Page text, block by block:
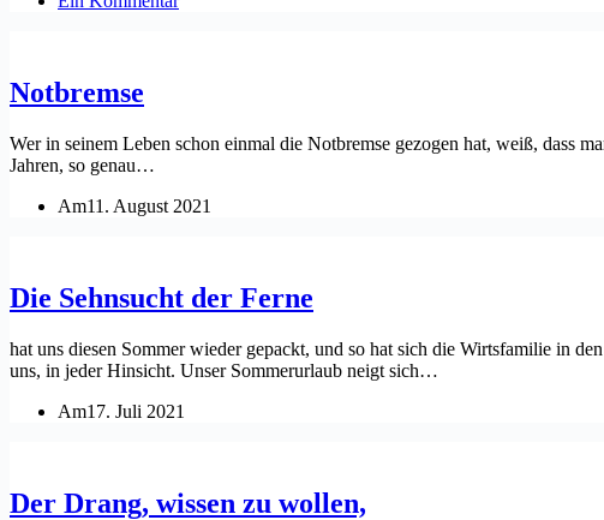
Notbremse
Wer in seinem Leben schon einmal die Notbremse gezogen hat, weiß, dass
Jahren, so genau…
Am11. August 2021
Die Sehnsucht der Ferne
hat uns diesen Sommer wieder gepackt, und so hat sich die Wirtsfamilie in
uns, in jeder Hinsicht. Unser Sommerurlaub neigt sich…
Am17. Juli 2021
Der Drang, wissen zu wollen,